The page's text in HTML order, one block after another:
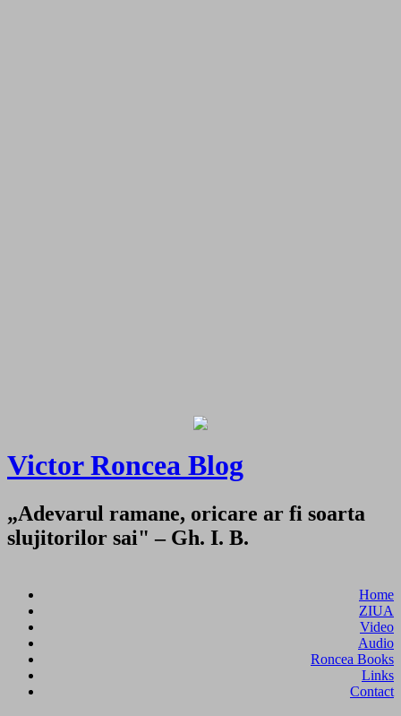
Victor Roncea Blog
„Adevarul ramane, oricare ar fi soarta
slujitorilor sai" – Gh. I. B.
Home
ZIUA
Video
Audio
Roncea Books
Links
Contact